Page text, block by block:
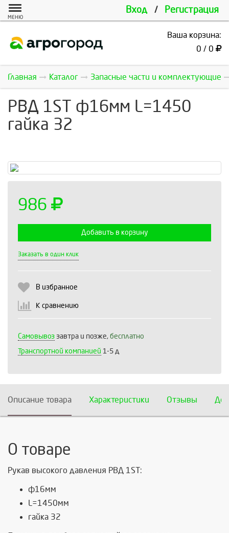
Вход / Регистрация
МЕНЮ
Ваша корзина:
0 / 0
Главная Каталог Запасные части и комплектующие
РВД 1ST ф16мм L=1450
гайка 32
986
Добавить в корзину
Заказать в один клик
В избранное
К сравнению
Самовывоз завтра и позже, бесплатно
Транспортной компанией 1-5 д
Описание товара Характеристики Отзывы
О товаре
Рукав высокого давления РВД 1ST:
ф16мм
L=1450мм
гайка 32